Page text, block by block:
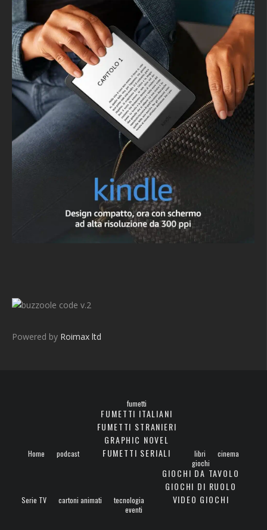
v.2
Powered by Roimax ltd
Home podcast
fumetti
FUMETTI ITALIANI
FUMETTI STRANIERI
GRAPHIC NOVEL
FUMETTI SERIALI
libri cinema
Serie TV cartoni animati tecnologia
giochi
GIOCHI DA TAVOLO
GIOCHI DI RUOLO
VIDEO GIOCHI
eventi